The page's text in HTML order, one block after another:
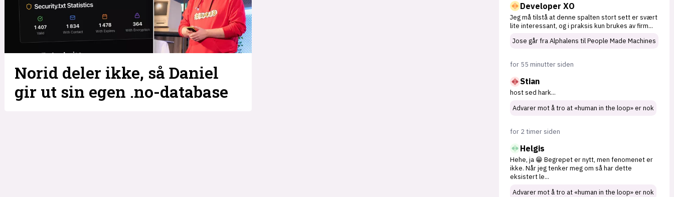
Norid deler ikke, så Daniel
gir ut sin egen .no-database
Developer XO
Jeg må tilstå at denne spalten stort sett er svært
lite interessant, og i praksis kun brukes av firm...
Jose går fra Alphalens til People Made Machines
for 55 minutter siden
Stian
host sed hark...
Advarer mot å tro at «human in the loop» er nok
for 2 timer siden
Helgis
Hehe, ja 😁 Begrepet er nytt, men fenomenet er
ikke. Når jeg tenker meg om så har dette
eksistert le...
Advarer mot å tro at «human in the loop» er nok